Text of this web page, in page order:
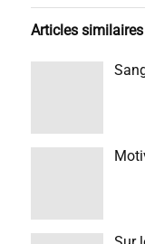
Articles similaires